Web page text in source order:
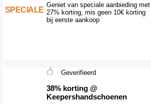
SPECIALE
Geniet van speciale aanbieding met
27% korting, mis geen 10€ korting
bij eerste aankoop
Geverifieerd
38% korting @
Keepershandschoenen